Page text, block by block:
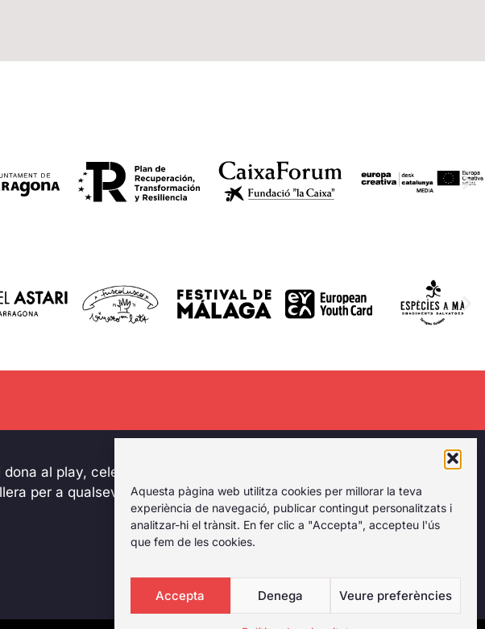
Aquesta pàgina web utilitza cookies per millorar la teva
experiència de navegació, publicar contingut personalitzats i
analitzar-hi el trànsit. En fer clic a "Accepta", accepteu l'ús
que fem de les cookies.
Accepta Denega Veure preferències
al play, celebrant el primer
per a qualsevol tipus de